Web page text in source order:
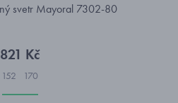
svetr Mayoral 7302-80
821 Kč
152 170